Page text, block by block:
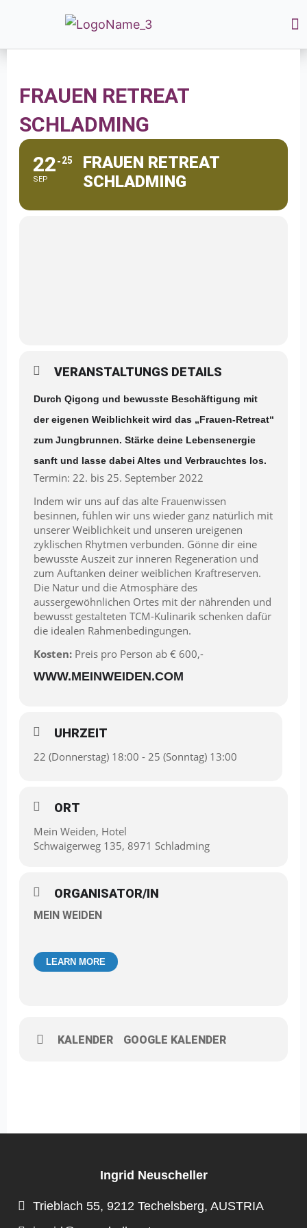
FRAUEN RETREAT
SCHLADMING
22
SEP
25
FRAUEN RETREAT
SCHLADMING
VERANSTALTUNGS DETAILS
Durch Qigong und bewusste Beschäftigung mit
der eigenen Weiblichkeit wird das „Frauen-Retreat“
zum Jungbrunnen. Stärke deine Lebensenergie
sanft und lasse dabei Altes und Verbrauchtes los.
Termin: 22. bis 25. September 2022
Indem wir uns auf das alte Frauenwissen
besinnen, fühlen wir uns wieder ganz natürlich mit
unserer Weiblichkeit und unseren ureigenen
zyklischen Rhytmen verbunden. Gönne dir eine
bewusste Auszeit zur inneren Regeneration und
zum Auftanken deiner weiblichen Kraftreserven.
Die Natur und die Atmosphäre des
aussergewöhnlichen Ortes mit der nährenden und
bewusst gestalteten TCM-Kulinarik schenken dafür
die idealen Rahmenbedingungen.
Kosten:Preis pro Person ab € 600,-
WWW.MEINWEIDEN.COM
UHRZEIT
22 (Donnerstag) 18:00 - 25 (Sonntag) 13:00
ORT
Mein Weiden, Hotel
Schwaigerweg 135, 8971 Schladming
ORGANISATOR/IN
MEIN WEIDEN
LEARN MORE
KALENDER GOOGLE KALENDER
Ingrid Neuscheller
Trieblach 55, 9212 Techelsberg, AUSTRIA